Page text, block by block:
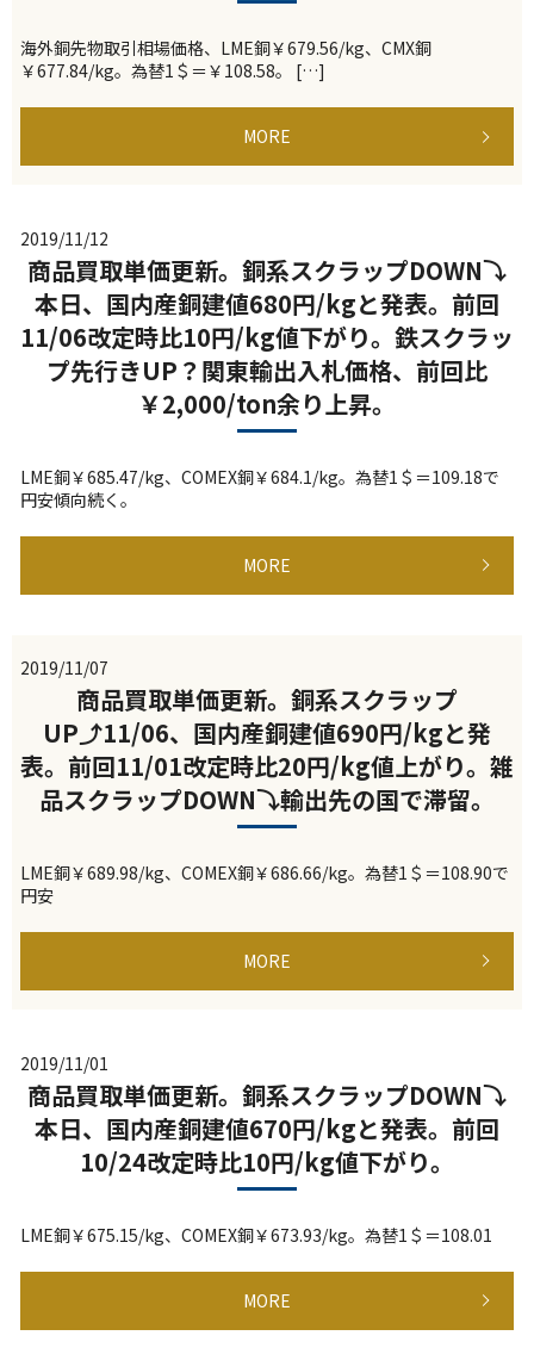
海外銅先物取引相場価格、LME銅￥679.56/kg、CMX銅
￥677.84/kg。為替1＄＝￥108.58。 […]
MORE
2019/11/12
商品買取単価更新。銅系スクラップDOWN⤵
本日、国内産銅建値680円/kgと発表。前回
11/06改定時比10円/kg値下がり。鉄スクラッ
プ先行きUP？関東輸出入札価格、前回比
￥2,000/ton余り上昇。
LME銅￥685.47/kg、COMEX銅￥684.1/kg。為替1＄＝109.18で
円安傾向続く。
MORE
2019/11/07
商品買取単価更新。銅系スクラップ
UP⤴11/06、国内産銅建値690円/kgと発
表。前回11/01改定時比20円/kg値上がり。雑
品スクラップDOWN⤵輸出先の国で滞留。
LME銅￥689.98/kg、COMEX銅￥686.66/kg。為替1＄＝108.90で
円安
MORE
2019/11/01
商品買取単価更新。銅系スクラップDOWN⤵
本日、国内産銅建値670円/kgと発表。前回
10/24改定時比10円/kg値下がり。
LME銅￥675.15/kg、COMEX銅￥673.93/kg。為替1＄＝108.01
MORE